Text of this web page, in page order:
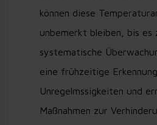
können diese
unbemerkt bleiben, bis es
systematische
eine frühzeitige
Unregelmssigkeiten und
Maßnahmen zur